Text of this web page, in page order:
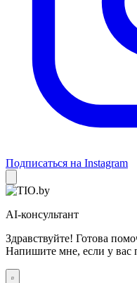
Подписаться на Instagram
AI-консультант
Здравствуйте! Готова
Напишите мне, если у вас